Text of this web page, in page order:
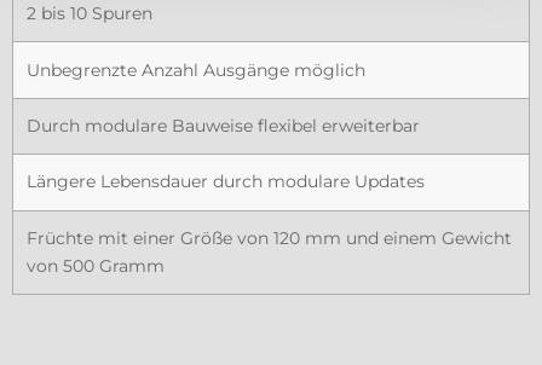
2 bis 10 Spuren
Unbegrenzte Anzahl Ausgänge möglich
Durch modulare Bauweise flexibel erweiterbar
Längere Lebensdauer durch modulare Updates
Früchte mit einer Größe von 120 mm und einem Gewicht
von 500 Gramm